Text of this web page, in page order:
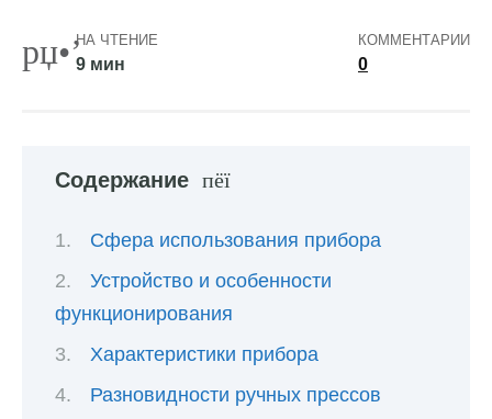
НА ЧТЕНИЕ
9 мин
КОММЕНТАРИИ
0
Содержание
Сфера использования прибора
Устройство и особенности
функционирования
Характеристики прибора
Разновидности ручных прессов